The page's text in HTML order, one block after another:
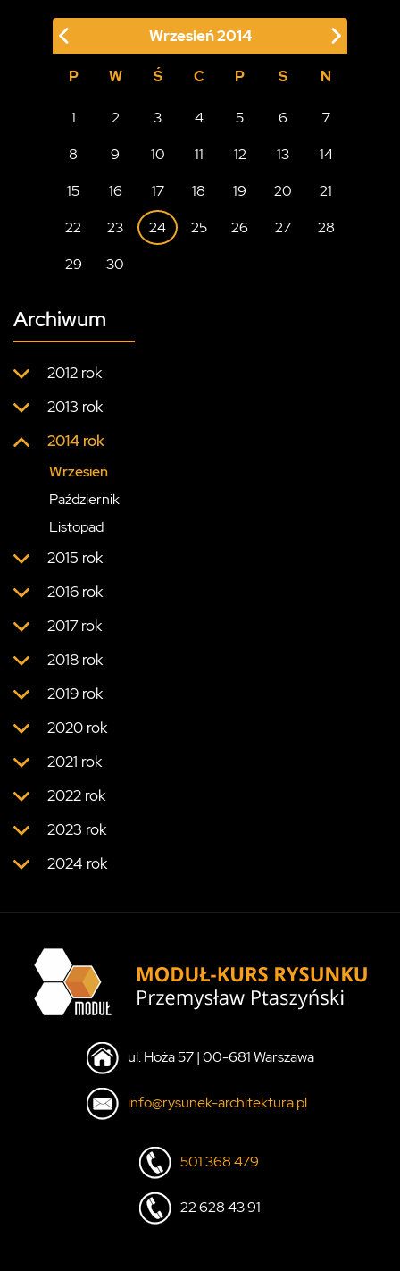
Wrzesień2014
P W Ś C P S N
1 2 3 4 5 6
7
8
9 10 11 12 13
14
15
16 17 18 19 20
21
22
23 24 25 26 27
28
29
30
Archiwum
2012 rok
2013 rok
2014 rok
Wrzesień
Październik
Listopad
2015 rok
2016 rok
2017 rok
2018 rok
2019 rok
2020 rok
2021 rok
2022 rok
2023 rok
2024 rok
ul. Hoża 57 | 00-681 Warszawa
info@rysunek-architektura.pl
501 368 479
22 628 43 91